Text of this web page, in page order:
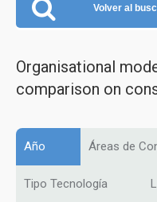
Volver al
Organisational
comparison on
Año Áreas de
Tipo Tecnología